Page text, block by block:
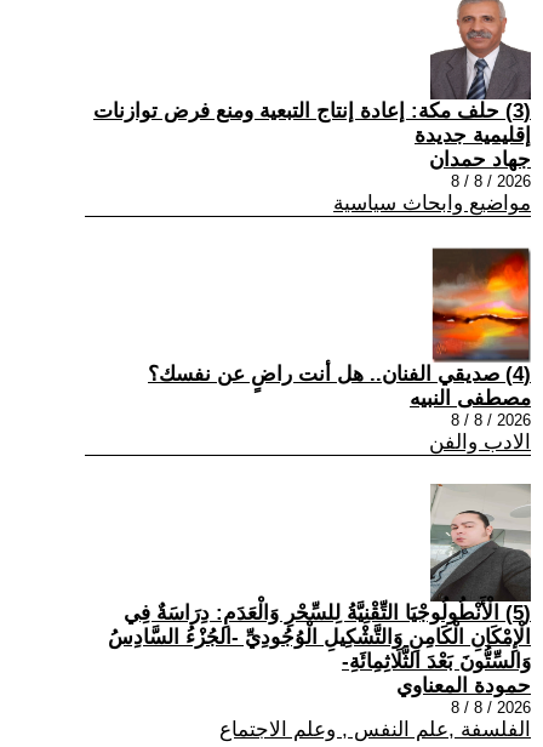
(3) حلف مكة: إعادة إنتاج التبعية ومنع فرض توازنات
إقليمية جديدة
جهاد حمدان
2026 / 8 / 8
مواضيع وابحاث سياسية
(4) صديقي الفنان.. هل أنت راضٍ عن نفسك؟
مصطفى النبيه
2026 / 8 / 8
الادب والفن
(5) الْأَنْطُولُوجْيَا التِّقْنِيَّةُ لِلسِّحْرِ وَالْعَدَمِ: دِرَاسَةٌ فِي
الْإِمْكَانِ الْكَامِنِ وَالتَّشْكِيلِ الْوُجُودِيِّ -الجُزْءُ السَّادِسُ
وَالسِّتُّونَ بَعْدَ الثَّلَاثِمِائَةِ-
حمودة المعناوي
2026 / 8 / 8
الفلسفة ,علم النفس , وعلم الاجتماع